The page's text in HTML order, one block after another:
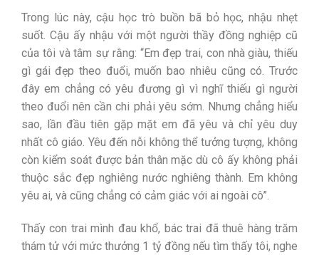
Trong lúc này, cậu học trò buồn bã bỏ học, nhậu nhẹt
suốt. Cậu ấy nhậu với một người thầy đồng nghiệp cũ
của tôi và tâm sự rằng: “Em đẹp trai, con nhà giàu, thiếu
gì gái đẹp theo đuổi, muốn bao nhiêu cũng có. Trước
đây em chẳng có yêu đương gì vì nghĩ thiếu gì người
theo đuổi nên cần chi phải yêu sớm. Nhưng chẳng hiểu
sao, lần đầu tiên gặp mặt em đã yêu và chỉ yêu duy
nhất cô giáo. Yêu đến nỗi không thể tưởng tượng, không
còn kiểm soát được bản thân mặc dù cô ấy không phải
thuộc sắc đẹp nghiêng nước nghiêng thành. Em không
yêu ai, và cũng chẳng có cảm giác với ai ngoài cô”.
Thấy con trai mình đau khổ, bác trai đã thuê hàng trăm
thám tử với mức thưởng 1 tỷ đồng nếu tìm thấy tôi, nghe